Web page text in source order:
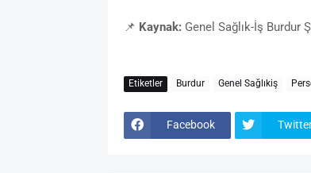
📌 Kaynak:Genel Sağlık-İş Burdur
Etiketler Burdur Genel Sağlıkiş
Facebook